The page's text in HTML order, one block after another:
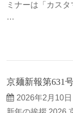
ミナーは「カス
…
京麺新報第631
2026年2月10日